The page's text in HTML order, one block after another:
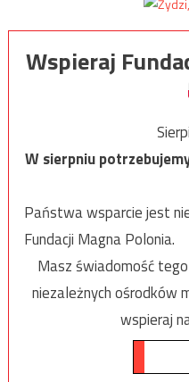
Wspieraj
W sierpniu
Państwa wsparcie jest
Fundacji Magna Polonia.
Masz świadomość
niezależnych ośrodków
wspieraj